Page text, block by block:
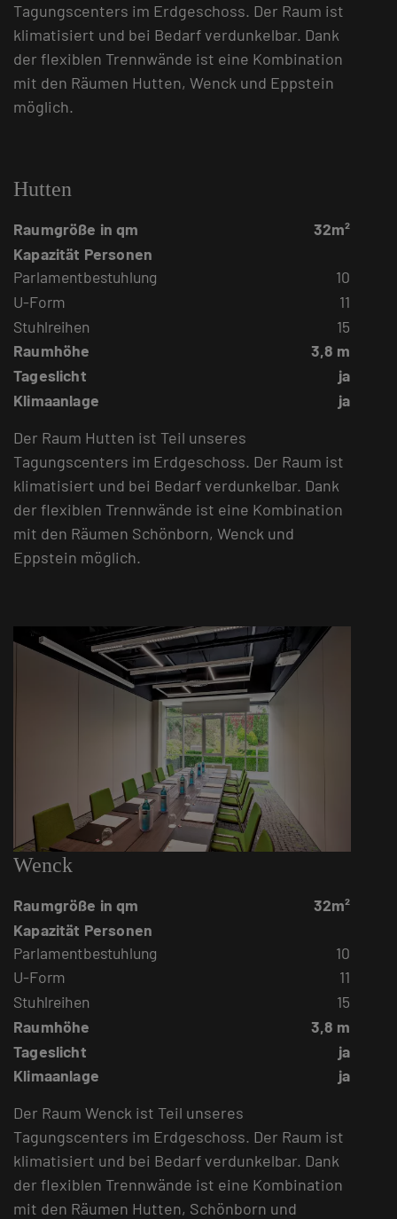
Tagungscenters im Erdgeschoss. Der Raum ist
klimatisiert und bei Bedarf verdunkelbar. Dank
der flexiblen Trennwände ist eine Kombination
mit den Räumen Hutten, Wenck und Eppstein
möglich.
Hutten
Raumgröße in qm
32m²
Kapazität Personen
Parlamentbestuhlung
10
U-Form
11
Stuhlreihen
15
Raumhöhe
3,8 m
Tageslicht
ja
Klimaanlage
ja
Der Raum Hutten ist Teil unseres
Tagungscenters im Erdgeschoss. Der Raum ist
klimatisiert und bei Bedarf verdunkelbar. Dank
der flexiblen Trennwände ist eine Kombination
mit den Räumen Schönborn, Wenck und
Eppstein möglich.
Wenck
Raumgröße in qm
32m²
Kapazität Personen
Parlamentbestuhlung
10
U-Form
11
Stuhlreihen
15
Raumhöhe
3,8 m
Tageslicht
ja
Klimaanlage
ja
Der Raum Wenck ist Teil unseres
Tagungscenters im Erdgeschoss. Der Raum ist
klimatisiert und bei Bedarf verdunkelbar. Dank
der flexiblen Trennwände ist eine Kombination
mit den Räumen Hutten, Schönborn und